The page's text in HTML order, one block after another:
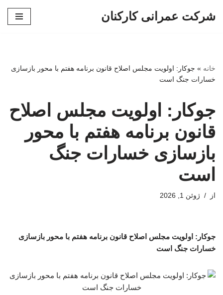
شرکت عمرانی کارکنان
خانه » جوکار: اولویت مجلس اصلاح قانون برنامه هفتم با محور بازسازی
خسارات جنگ است
جوکار: اولویت مجلس اصلاح
قانون برنامه هفتم با محور
بازسازی خسارات جنگ
است
از ژوئن 1, 2026
جوکار: اولویت مجلس اصلاح قانون برنامه هفتم با محور بازسازی
خسارات جنگ است